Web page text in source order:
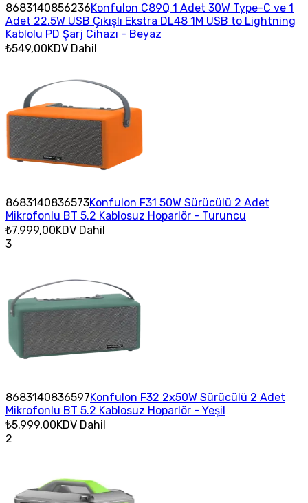
8683140856236Konfulon C89Q 1 Adet 30W Type-C ve 1
Adet 22.5W USB Çıkışlı Ekstra DL48 1M USB to Lightning
Kablolu PD Şarj Cihazı - Beyaz
₺549,00KDV Dahil
8683140836573Konfulon F31 50W Sürücülü 2 Adet
Mikrofonlu BT 5.2 Kablosuz Hoparlör - Turuncu
₺7.999,00KDV Dahil
3
8683140836597Konfulon F32 2x50W Sürücülü 2 Adet
Mikrofonlu BT 5.2 Kablosuz Hoparlör - Yeşil
₺5.999,00KDV Dahil
2